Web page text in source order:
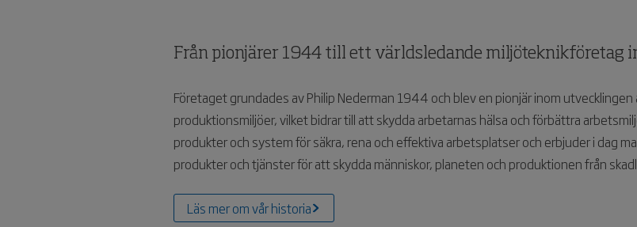
Från pionjärer 1944 till ett världsledande
Företaget grundades av Philip Nederman 1944 och blev en pionjär inom
produktionsmiljöer, vilket bidrar till att skydda arbetarnas hälsa och förbättra
produkter och system för säkra, rena och effektiva arbetsplatser och erbjuder i dag
produkter och tjänster för att skydda människor, planeten och produktionen från
Läs mer om vår historia